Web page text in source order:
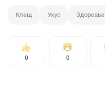
Клещ Укус Здоровье
0 0